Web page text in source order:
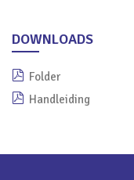
DOWNLOADS
Folder
Handleiding